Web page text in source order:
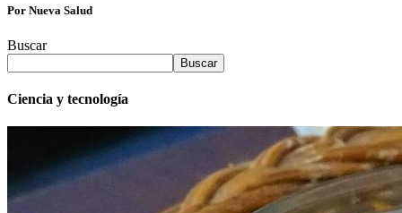
Por Nueva Salud
Buscar
Buscar
Ciencia y tecnología